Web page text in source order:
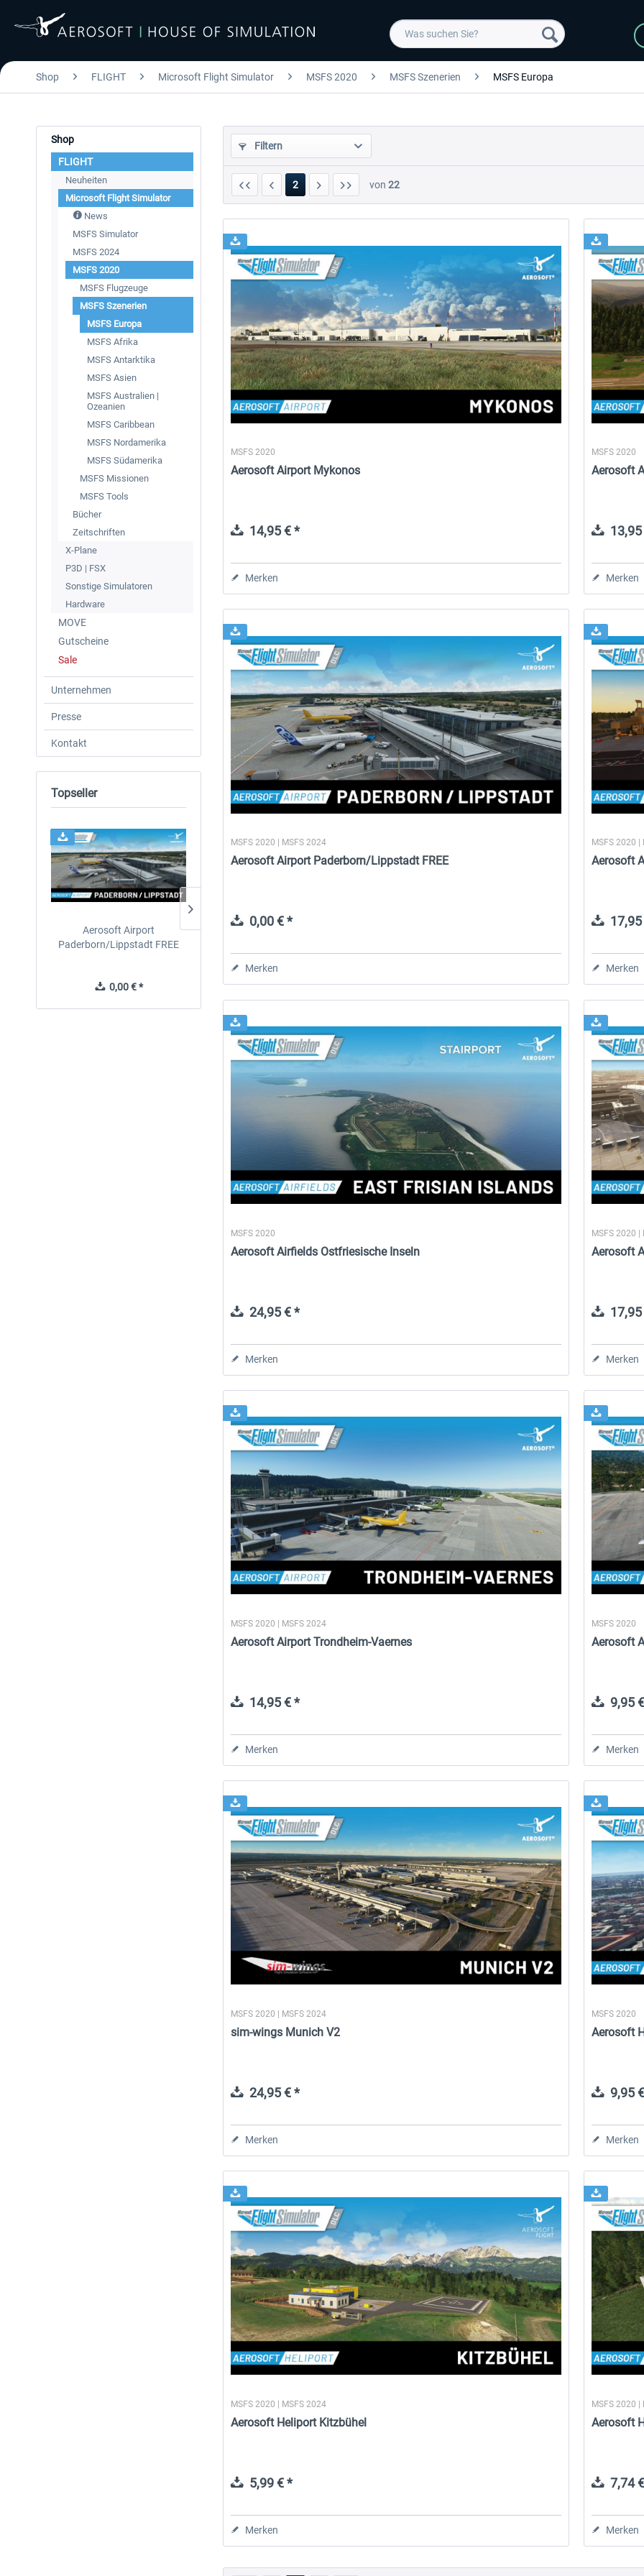
Shop FLIGHT Microsoft Flight Simulator MSFS 2020 MSFS Szenerien MSFS Europa
Shop
FLIGHT
Neuheiten
Microsoft Flight Simulator
News
MSFS Simulator
MSFS 2024
MSFS 2020
MSFS Flugzeuge
MSFS Szenerien
MSFS Europa
MSFS Afrika
MSFS Antarktika
MSFS Asien
MSFS Australien |
Ozeanien
MSFS Caribbean
MSFS Nordamerika
MSFS Südamerika
MSFS Missionen
MSFS Tools
Bücher
Zeitschriften
X-Plane
P3D | FSX
Sonstige Simulatoren
Hardware
MOVE
Gutscheine
Sale
Unternehmen
Presse
Kontakt
Topseller
Aerosoft Airport
Paderborn/Lippstadt FREE
0,00 € *
Aerosoft Mega Airport Brüssel
24,95 € * 17,95 € * 19,95 € *
Filtern
2 von 22
MSFS 2020
Aerosoft Airport Mykonos
14,95 € *
Merken
MSFS 2020
Aerosoft
Merken
MSFS 2020 | MSFS 2024
Aerosoft Airport Paderborn/Lippstadt FREE
0,00 € *
Merken
MSFS 2020 |
Aerosoft
Merken
MSFS 2020
Aerosoft Airfields Ostfriesische Inseln
24,95 € *
Merken
MSFS 2020 |
Aerosoft
Merken
MSFS 2020 | MSFS 2024
Aerosoft Airport Trondheim-Vaernes
14,95 € *
Merken
MSFS 2020
Aerosoft
9,95
Merken
MSFS 2020 | MSFS 2024
sim-wings Munich V2
24,95 € *
Merken
MSFS 2020
Aerosoft
9,95
Merken
MSFS 2020 | MSFS 2024
Aerosoft Heliport Kitzbühel
5,99 € *
Merken
MSFS 2020 |
Aerosoft
7,74
Merken